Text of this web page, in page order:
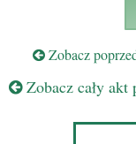
Zobacz
Zobacz cały akt